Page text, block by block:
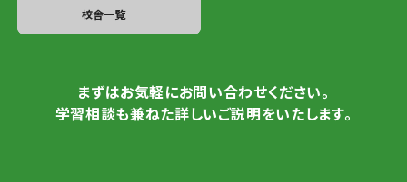
校舎一覧
まずはお気軽にお問い合わせください。
学習相談も兼ねた詳しいご説明をいたします。